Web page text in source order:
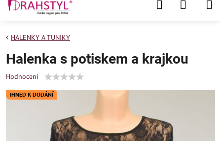
IHNED K DODÁNÍ
HALENKY A TUNIKY
Halenka s potiskem a krajkou
Hodnocení